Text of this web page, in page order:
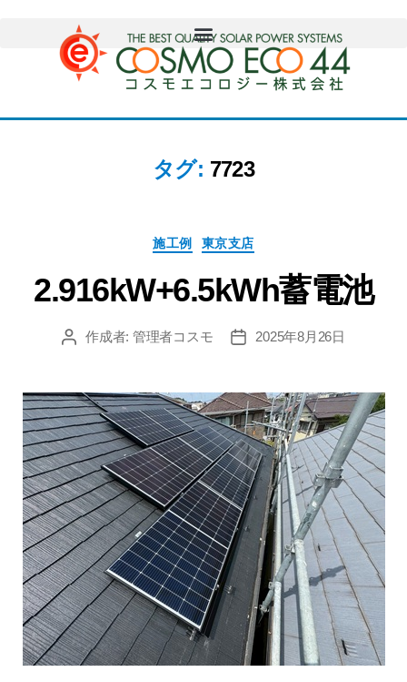
タグ: 7723
施工例 東京支店
2.916kW+6.5kWh蓄電池
作成者: 管理者コスモ 2025年8月26日